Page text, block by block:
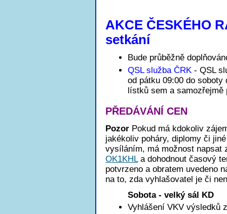
AKCE ČESKÉHO
setkání
Bude průběžně
QSL služba ČRK- QSL
od pátku 09:00 do soboty
lístků sem a
PŘEDÁVÁNÍ CEN
Pozor Pokud má kdokoliv
jakékoliv poháry, diplomy či
vysíláním, má možnost napsat
OK1KHLa dohodnout časový
potvrzeno a obratem uvedeno
na to, zda vyhlašovatel je či
Sobota - velký sál KD
Vyhlášení VKV výsledků